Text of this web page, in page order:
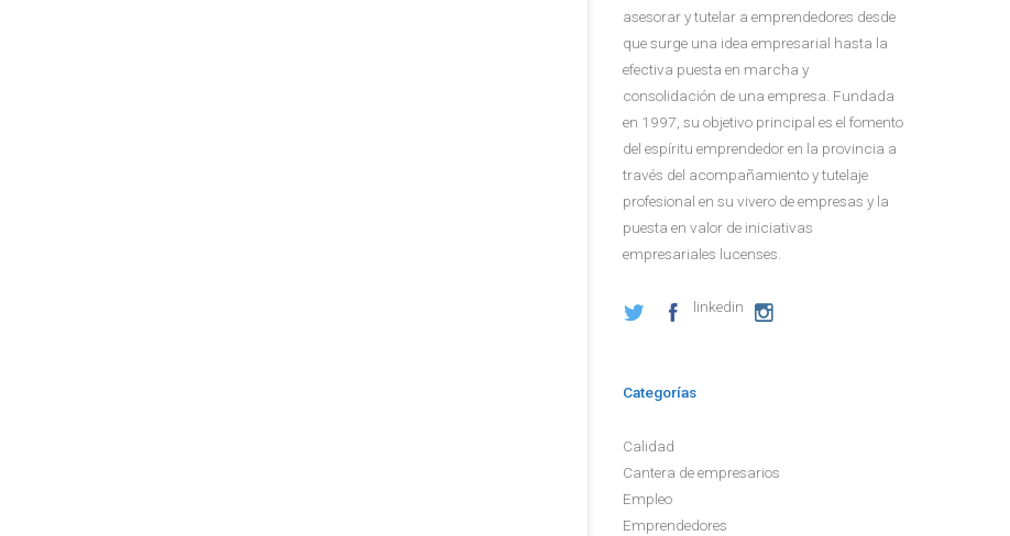
asesorar y tutelar a emprendedores desde
que surge una idea empresarial hasta la
efectiva puesta en marcha y
consolidación de una empresa. Fundada
en 1997, su objetivo principal es el fomento
del espíritu emprendedor en la provincia a
través del acompañamiento y tutelaje
profesional en su vivero de empresas y la
puesta en valor de iniciativas
empresariales lucenses.
linkedin
Categorías
Calidad
Cantera de empresarios
Empleo
Emprendedores